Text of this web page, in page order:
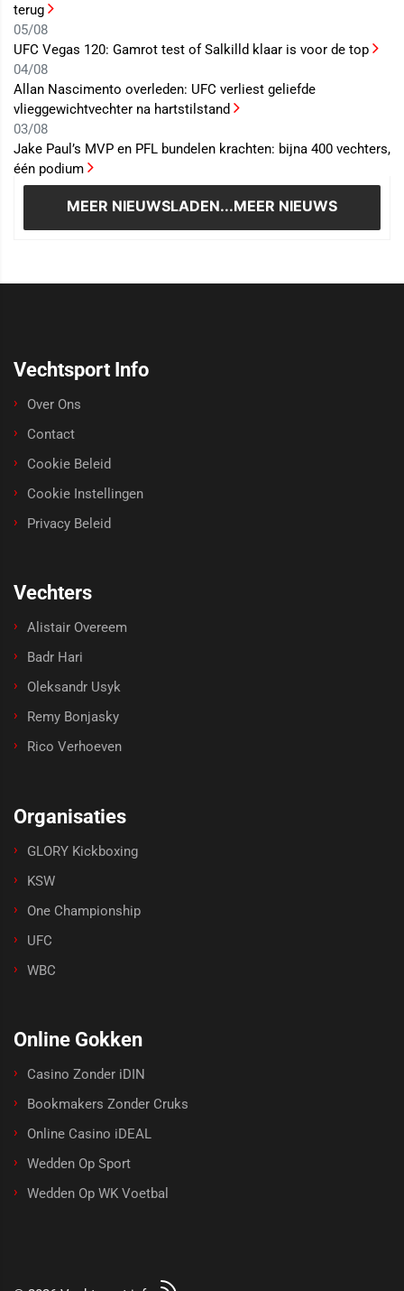
terug
05/08
UFC Vegas 120: Gamrot test of Salkilld klaar is voor de top
04/08
Allan Nascimento overleden: UFC verliest geliefde
vlieggewichtvechter na hartstilstand
03/08
Jake Paul’s MVP en PFL bundelen krachten: bijna 400 vechters,
één podium
MEER NIEUWSLADEN...MEER NIEUWS
Vechtsport Info
Over Ons
Contact
Cookie Beleid
Cookie Instellingen
Privacy Beleid
Vechters
Alistair Overeem
Badr Hari
Oleksandr Usyk
Remy Bonjasky
Rico Verhoeven
Organisaties
GLORY Kickboxing
KSW
One Championship
UFC
WBC
Online Gokken
Casino Zonder iDIN
Bookmakers Zonder Cruks
Online Casino iDEAL
Wedden Op Sport
Wedden Op WK Voetbal